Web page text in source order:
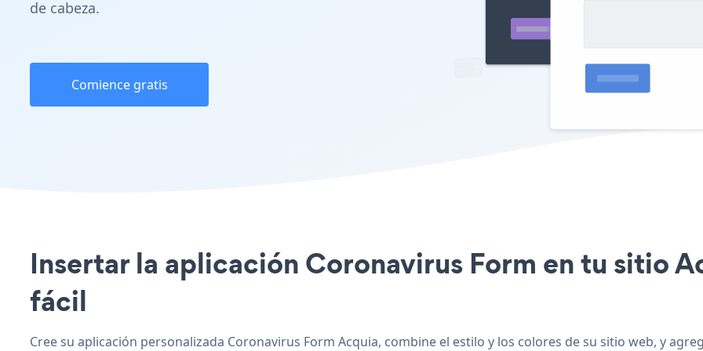
de cabeza.
Comience gratis
Insertar la aplicación Coronavirus Form en tu sitio
fácil
Cree su aplicación personalizada Coronavirus Form Acquia, combine el estilo y los colores de su sitio web, y